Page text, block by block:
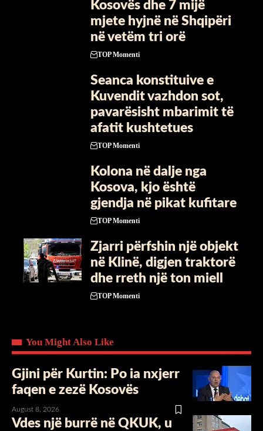
Kosovës dhe 7 mijë
mjete hyjnë në Shqipëri
në vetëm tri orë
TOP Momenti
Seanca konstituive e
Kuvendit vazhdon sot,
pavarësisht mbarimit të
afatit kushtetues
TOP Momenti
Kolona në dalje nga
Kosova, kjo është
gjendja në pikat kufitare
TOP Momenti
Zjarri përfshin një objekt
në Klinë, digjen traktorë
dhe rreth një ton miell
TOP Momenti
You Might Also Like
Gjini për Kurtin: Po ia nxjerr
faqen e zezë Kosovës
August 8, 2026
Vdes një burrë në QKUK, u